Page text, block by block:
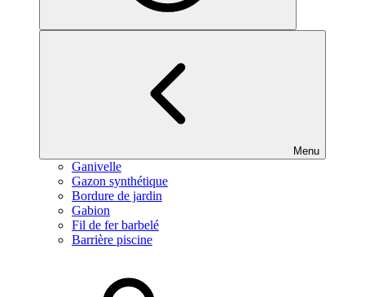
Menu
Ganivelle
Gazon synthétique
Bordure de jardin
Gabion
Fil de fer barbelé
Barrière piscine